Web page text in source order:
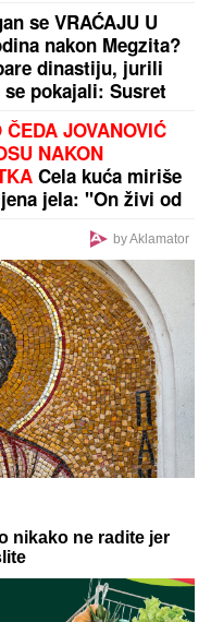
se VRAĆAJU U
nakon Megzita?
dinastiju, jurili
pokajali: Susret
bi da najavi
JOVANOVIĆ
NAKON
Cela kuća miriše
jela: "On živi od
by Aklamator
nikako ne radite jer